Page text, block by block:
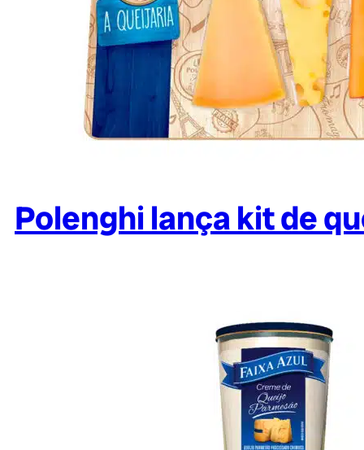
Polenghi lança kit de